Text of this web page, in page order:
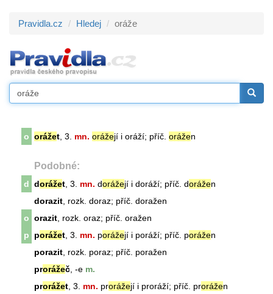
Pravidla.cz Hledej oráže
o orážet , 3. mn. orážejí i oráží; příč. orážen
Podobné:
d dorážet , 3. mn. dorážejí i doráží; příč. dorážen
dorazit , rozk. doraz; příč. doražen
o orazit , rozk. oraz; příč. oražen
p
porážet , 3. mn. porážejí i poráží; příč. porážen
porazit , rozk. poraz; příč. poražen
prorážeč , -e m.
prorážet , 3. mn. prorážejí i proráží; příč. prorážen